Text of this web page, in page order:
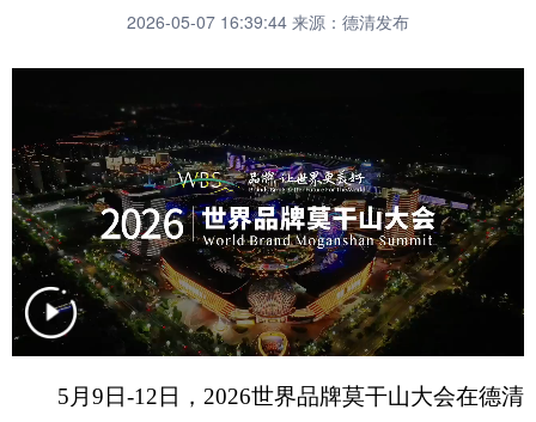
2026-05-07 16:39:44 来源：德清发布
5月9日-12日，2026世界品牌莫干山大会在德清